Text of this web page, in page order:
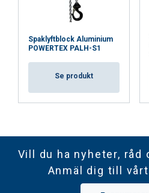
Spaklyftblock Aluminium
POWERTEX PALH-S1
Se produkt
Vill du ha nyheter, råd
Anmäl dig till